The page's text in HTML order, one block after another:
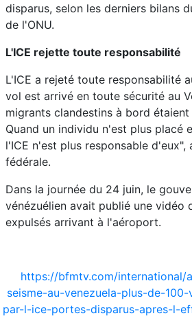
disparus, selon les derniers bilans
de l'ONU.
L'ICE rejette toute responsabilité
L'ICE a rejeté toute responsabilité
vol est arrivé en toute sécurité au
migrants clandestins à bord
Quand un individu n'est plus placé
l'ICE n'est plus responsable d'eux",
fédérale.
Dans la journée du 24 juin, le
vénézuélien avait publié une vidéo
expulsés arrivant à l'aéroport.
https://bfmtv.com/international/
seisme-au-venezuela-plus-de-
par-l-ice-portes-disparus-apres-l-